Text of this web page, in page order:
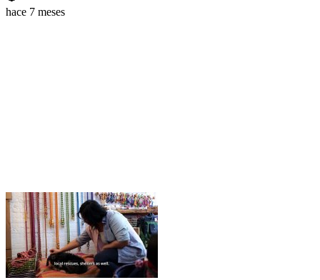
hace 7 meses